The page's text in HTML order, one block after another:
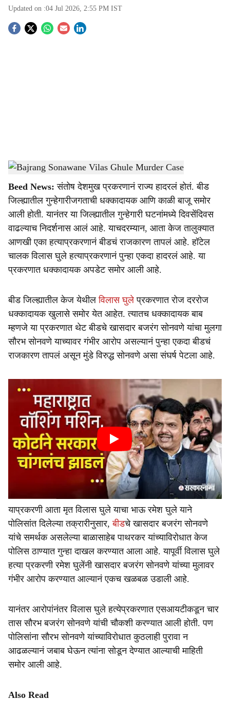
Updated on :04 Jul 2026, 2:55 PM IST
S
a
r
e
Bajrang Sonawane Vilas Ghule Murder Case -Sarkarnama
Beed News: संतोष देशमुख प्रकरणानं राज्य हादरलं होतं. बीड
जिल्ह्यातील गुन्हेगारीजगताची धक्कादायक आणि काळी बाजू समोर
आली होती. यानंतर या जिल्ह्यातील गुन्हेगारी घटनांमध्ये दिवसेंदिवस
वाढल्याच निदर्शनास आलं आहे. याचदरम्यान, आता केज तालुक्यात
आणखी एका हत्याप्रकरणानं बीडचं राजकारण तापलं आहे. हॉटेल
चालक विलास घुले हत्याप्रकरणानं पुन्हा एकदा हादरलं आहे. या
प्रकरणात धक्कादायक अपडेट समोर आली आहे.
बीड जिल्ह्यातील केज येथीलविलास घुले प्रकरणात रोज दररोज
धक्कादायक खुलासे समोर येत आहेत. त्यातच धक्कादायक बाब
म्हणजे या प्रकरणात थेट बीडचे खासदार बजरंग सोनवणे यांचा मुलगा
सौरभ सोनवणे याच्यावर गंभीर आरोप असल्यानं पुन्हा एकदा बीडचं
राजकारण तापलं असून मुंडे विरुद्ध सोनवणे असा संघर्ष पेटला आहे.
याप्रकरणी आता मृत विलास घुले याचा भाऊ रमेश घुले याने
पोलिसांत दिलेल्या तक्रारीनुसार,बीडचे खासदार बजरंग सोनवणे
यांचे समर्थक असलेल्या बाळासाहेब पाथरकर यांच्याविरोधात केज
पोलिस ठाण्यात गुन्हा दाखल करण्यात आला आहे. यापूर्वी विलास घुले
हत्या प्रकरणी रमेश घुलेंनी खासदार बजरंग सोनवणे यांच्या मुलावर
गंभीर आरोप करण्यात आल्यानं एकच खळबळ उडाली आहे.
यानंतर आरोपांनंतर विलास घुले हत्येप्रकरणात एसआयटीकडून चार
तास सौरभ बजरंग सोनवणे यांची चौकशी करण्यात आली होती. पण
पोलिसांना सौरभ सोनवणे यांच्याविरोधात कुठलाही पुरावा न
आढळल्यानं जबाब घेऊन त्यांना सोडून देण्यात आल्याची माहिती
समोर आली आहे.
Also Read